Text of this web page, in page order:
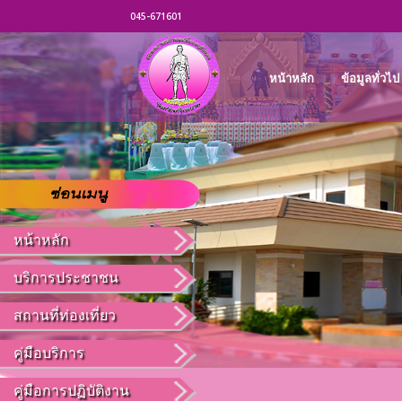
045-671601
หน้าหลัก ข้อมูลทั่วไป
หน้าหลัก
บริการประชาชน
สถานที่ท่องเที่ยว
คู่มือบริการ
คู่มือการปฏิบัติงาน